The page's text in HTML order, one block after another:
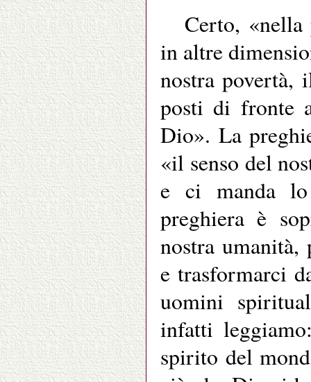
Certo,
in altre
nostra povertà,
posti di fronte
Dio». La
«il senso del
e ci manda
preghiera è
nostra umanità,
e trasformarci
uomini
infatti
spirito del